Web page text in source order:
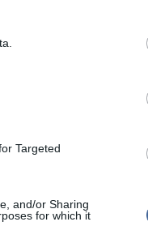
Targeted
and/or Sharing
for which it
kilátás.
18 fok
network
Nem is
Tanár Úr
AZ